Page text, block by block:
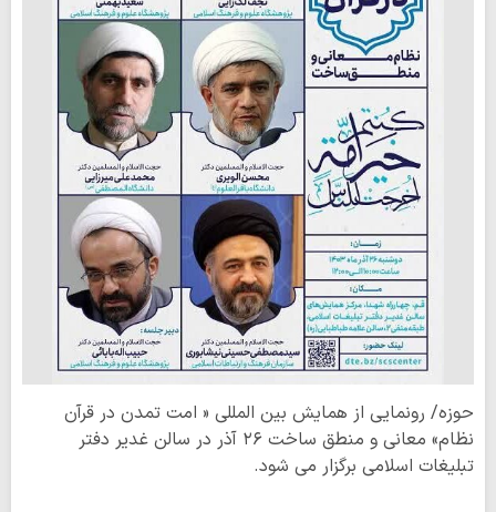
حوزه/ رونمایی از همایش بین المللی « امت تمدن در قرآن
نظام» معانی و منطق ساخت ۲۶ آذر در سالن غدیر دفتر
تبلیغات اسلامی برگزار می شود.